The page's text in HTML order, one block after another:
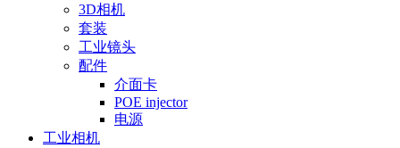
3D相机
套装
工业镜头
配件
介面卡
POE injector
电源
工业相机